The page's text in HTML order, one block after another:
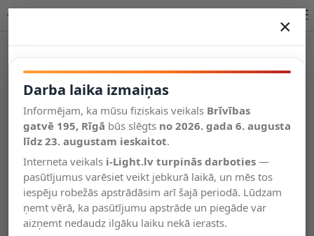
Salīdzināt
Vēlmju
saraksts
Valodas
×
Darba laika izmaiņas
Informējam, ka mūsu fiziskais veikals Brīvības
gatvē 195, Rīgā būs slēgts no 2026. gada 6. augusta
līdz 23. augustam ieskaitot.
Interneta veikals i-Light.lv turpinās darboties —
pasūtījumus varēsiet veikt jebkurā laikā, un mēs tos
iespēju robežās apstrādāsim arī šajā periodā. Lūdzam
ņemt vērā, ka pasūtījumu apstrāde un piegāde var
aizņemt nedaudz ilgāku laiku nekā ierasts.